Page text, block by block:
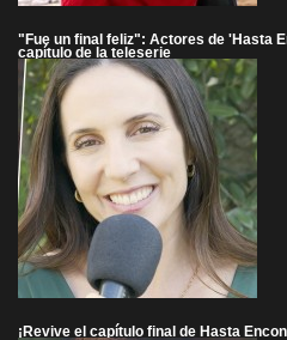
"Fue un final feliz": Actores de 'Hasta
capítulo de la teleserie
¡Revive el capítulo final de Hasta